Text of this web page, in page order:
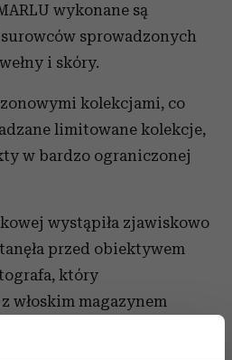
wykonane są
sprowadzonych
i skóry.
kolekcjami, co
limitowane kolekcje,
w bardzo ograniczonej
wystąpiła zjawiskowo
przed obiektywem
który
włoskim magazynem
sesji był jeden